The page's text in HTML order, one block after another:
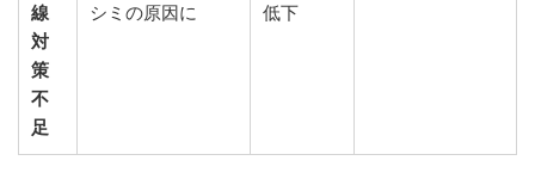
線
対
策
不
足
シミの原因に
低下